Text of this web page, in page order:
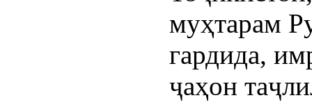
муҳтарам
гардида,
ҷаҳон